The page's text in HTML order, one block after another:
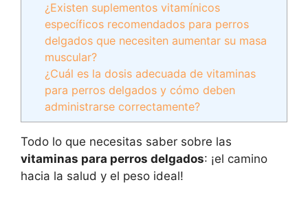
¿Existen suplementos vitamínicos
específicos recomendados para perros
delgados que necesiten aumentar su masa
muscular?
¿Cuál es la dosis adecuada de vitaminas
para perros delgados y cómo deben
administrarse correctamente?
Todo lo que necesitas saber sobre las
vitaminas para perros delgados: ¡el camino
hacia la salud y el peso ideal!